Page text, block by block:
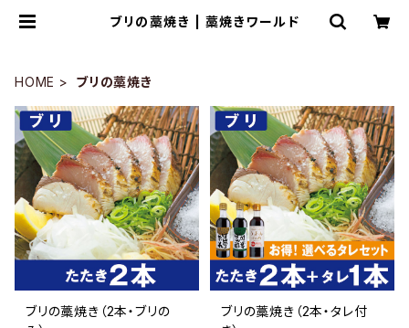
ブリの藁焼き | 藁焼きワールド
HOME ブリの藁焼き
ブリの藁焼き（2本・ブリの
ブリの藁焼き（2本・タレ付